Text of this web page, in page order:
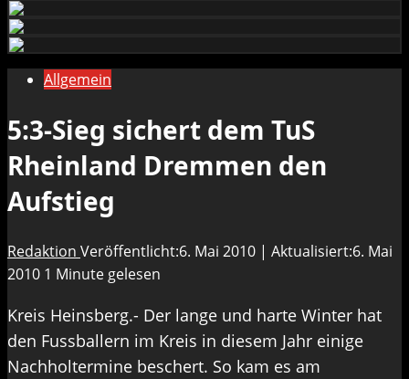
Allgemein
5:3-Sieg sichert dem TuS
Rheinland Dremmen den
Aufstieg
Redaktion Veröffentlicht:6. Mai 2010 | Aktualisiert:6. Mai
2010 1 Minute gelesen
Kreis Heinsberg.- Der lange und harte Winter hat
den Fussballern im Kreis in diesem Jahr einige
Nachholtermine beschert. So kam es am